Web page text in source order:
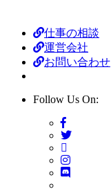
仕事の相談
運営会社
お問い合わせ
Follow Us On: